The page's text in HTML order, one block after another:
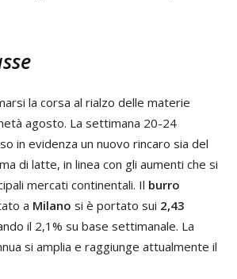
la corsa al rialzo delle materie
agosto. La settimana 20-24
in evidenza un nuovo rincaro sia del
di latte, in linea con gli aumenti che si
mercati continentali. Il burro
a Milano si è portato sui 2,43
il 2,1% su base settimanale. La
si amplia e raggiunge attualmente il